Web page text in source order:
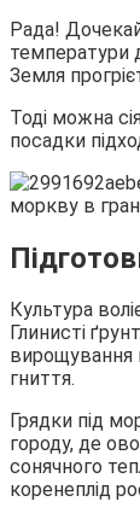
Рада!
температури
Земля
Тоді можна
посадки
Культура
Глинисті
вирощування
гниття.
Грядки під
городу, де
сонячного
коренеплід